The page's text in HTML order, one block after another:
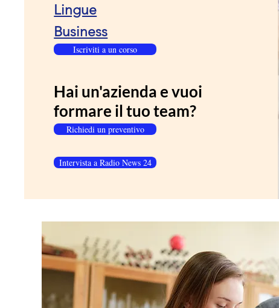
Lingue
Business
Iscriviti a un corso
Hai un'azienda e vuoi
formare il tuo team?
Richiedi un preventivo
Intervista a Radio News 24